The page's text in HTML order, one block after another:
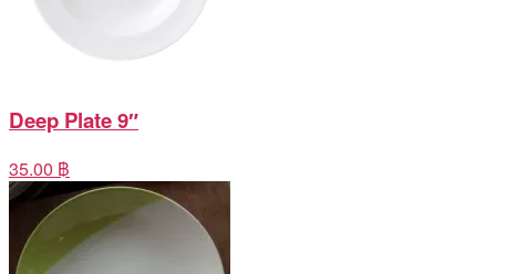
Deep Plate 9″
35.00 ฿